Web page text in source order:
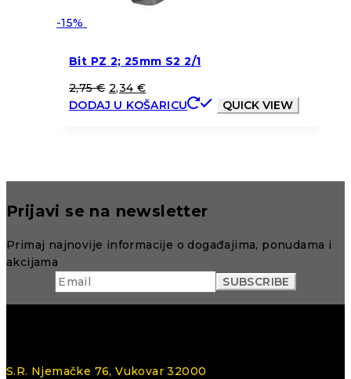
-15%
Bit PZ 2; 25mm S2 2/1
2,75€ 2,34 €
DODAJ U KOŠARICU
QUICK VIEW
Prijavi se na newsletter
Primaj najnovije informacije o događajima, ponudama i
akcijama
S.R. Njemačke 76, Vukovar 32000